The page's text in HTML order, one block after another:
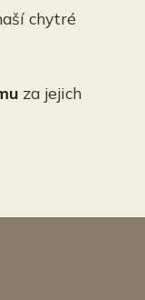
chytré
za jejich